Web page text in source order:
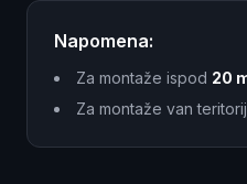
Napomena:
Za montaže ispod 20
Za montaže van